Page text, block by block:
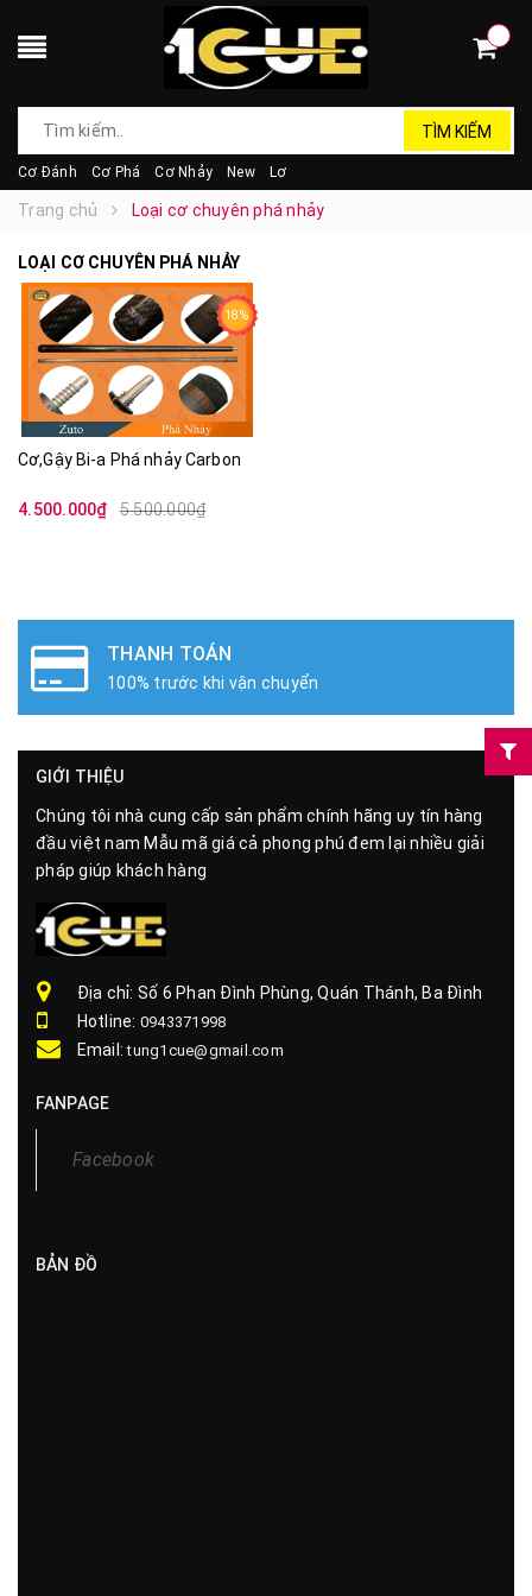
TÌM KIẾM
Cơ Đánh Cơ Phá Cơ Nhảy New Lơ
Trang chủ Loại cơ chuyên phá nhảy
LOẠI CƠ CHUYÊN PHÁ NHẢY
18%
Cơ,Gậy Bi-a Phá nhảy Carbon
4.500.000₫ 5.500.000₫
THANH TOÁN
100% trước khi vận chuyển
GIỚI THIỆU
Chúng tôi nhà cung cấp sản phẩm chính hãng uy tín hàng
đầu việt nam Mẫu mã giá cả phong phú đem lại nhiều giải
pháp giúp khách hàng
Địa chỉ: Số 6 Phan Đình Phùng, Quán Thánh, Ba Đình
Hotline: 0943371998
Email:tung1cue@gmail.com
FANPAGE
Facebook
BẢN ĐỒ